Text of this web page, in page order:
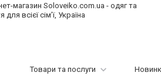
магазин Soloveiko.com.ua - одяг та
для всієї сім’ї, Україна
Товари та послуги